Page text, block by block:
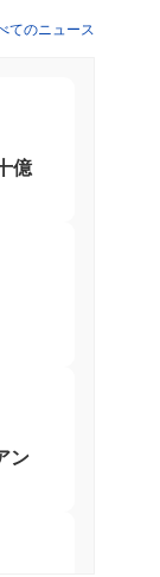
てのニュース
億
ン